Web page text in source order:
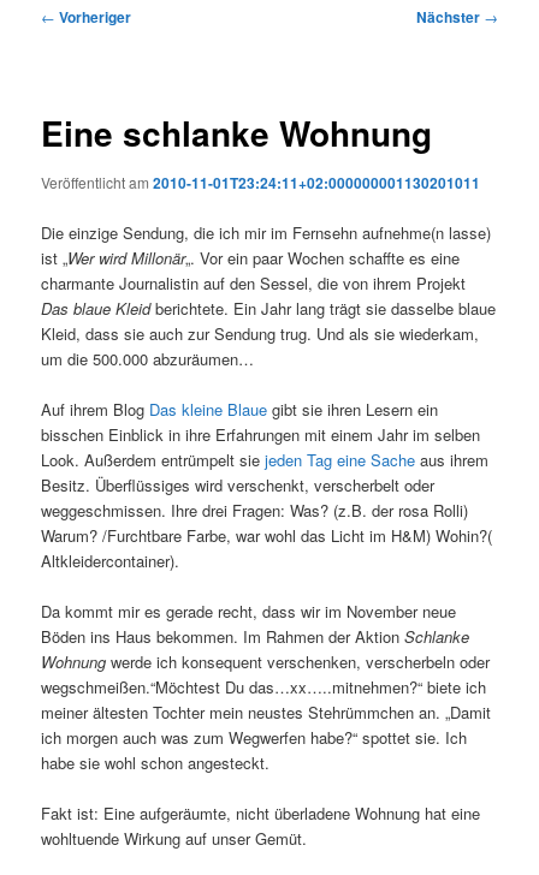
Beitragsnavigation
← Vorheriger Nächster →
Eine schlanke Wohnung
Veröffentlicht am2010-11-01T23:24:11+02:000000001130201011
Die einzige Sendung, die ich mir im Fernsehn aufnehme(n lasse)
ist „Wer wird Millonär„. Vor ein paar Wochen schaffte es eine
charmante Journalistin auf den Sessel, die von ihrem Projekt
Das blaue Kleidberichtete. Ein Jahr lang trägt sie dasselbe blaue
Kleid, dass sie auch zur Sendung trug. Und als sie wiederkam,
um die 500.000 abzuräumen…
Auf ihrem Blog Das kleine Blaue gibt sie ihren Lesern ein
bisschen Einblick in ihre Erfahrungen mit einem Jahr im selben
Look. Außerdem entrümpelt sie jeden Tag eine Sache aus ihrem
Besitz. Überflüssiges wird verschenkt, verscherbelt oder
weggeschmissen. Ihre drei Fragen: Was? (z.B. der rosa Rolli)
Warum? /Furchtbare Farbe, war wohl das Licht im H&M) Wohin?(
Altkleidercontainer).
Da kommt mir es gerade recht, dass wir im November neue
Böden ins Haus bekommen. Im Rahmen der AktionSchlanke
Wohnung werde ich konsequent verschenken, verscherbeln oder
wegschmeißen.“Möchtest Du das…xx…..mitnehmen?“ biete ich
meiner ältesten Tochter mein neustes Stehrümmchen an. „Damit
ich morgen auch was zum Wegwerfen habe?“ spottet sie. Ich
habe sie wohl schon angesteckt.
Fakt ist: Eine aufgeräumte, nicht überladene Wohnung hat eine
wohltuende Wirkung auf unser Gemüt.